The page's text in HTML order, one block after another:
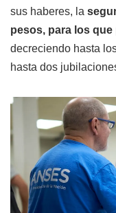
sus haberes, la
pesos, para los
decreciendo hasta
hasta dos